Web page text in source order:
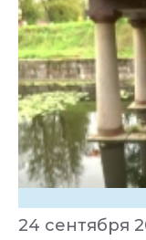
24 сентября